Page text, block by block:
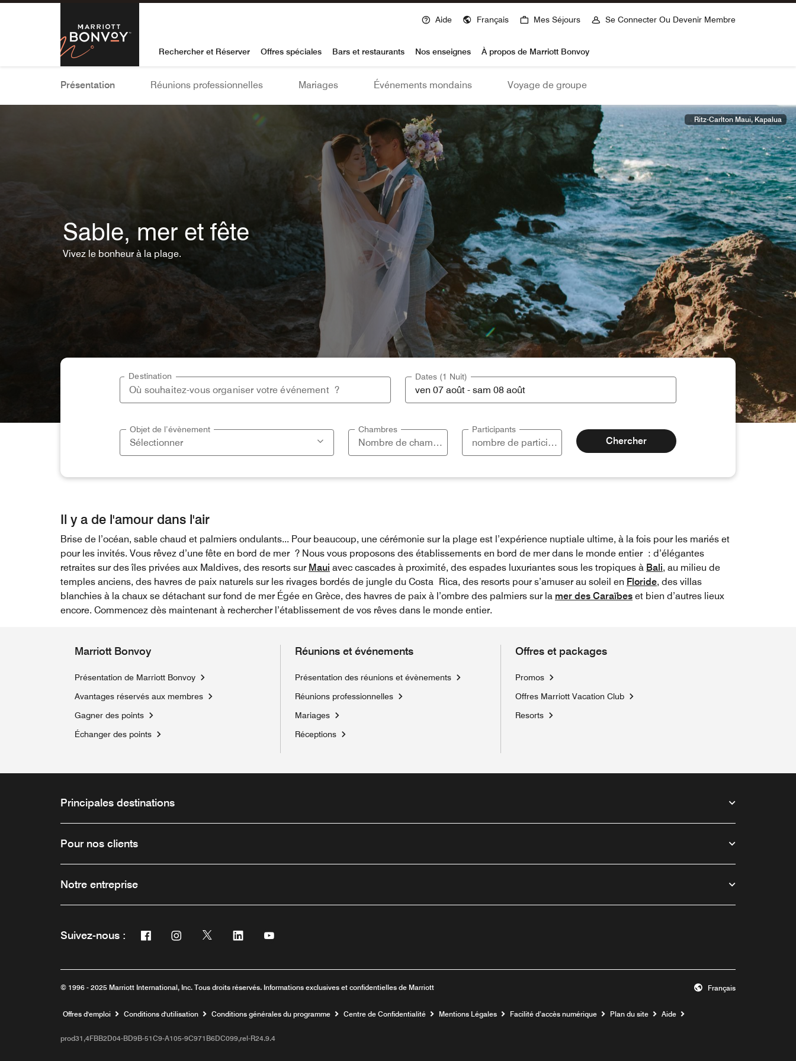
Skip To Content
Marriott Bonvoy
Aide Français Mes Séjours Se Connecter Ou Devenir Membre
Rechercher et Réserver Offres spéciales Bars et restaurants Nos enseignes À propos de Marriott Bonvoy
Présentation Réunions professionnelles Mariages Événements mondains Voyage de groupe
Sable, mer et fête
Vivez le bonheur à la plage.
Ritz-Carlton Maui, Kapalua
Destination Dates (1 Nuit)
Objet de l’évènement Chambres Participants
Chercher
Il y a de l'amour dans l'air
Brise de l’océan, sable chaud et palmiers ondulants... Pour beaucoup, une cérémonie sur la plage est l’expérience nuptiale ultime, à la fois pour les mariés et
pour les invités. Vous rêvez d’une fête en bord de mer ? Nous vous proposons des établissements en bord de mer dans le monde entier : d’élégantes
retraites sur des îles privées aux Maldives, des resorts sur Maui avec cascades à proximité, des espades luxuriantes sous les tropiques à Bali, au milieu de
temples anciens, des havres de paix naturels sur les rivages bordés de jungle du Costa Rica, des resorts pour s’amuser au soleil en Floride, des villas
blanchies à la chaux se détachant sur fond de mer Égée en Grèce, des havres de paix à l’ombre des palmiers sur la mer des Caraïbes et bien d’autres lieux
encore. Commencez dès maintenant à rechercher l’établissement de vos rêves dans le monde entier.
Marriott Bonvoy
Présentation de Marriott Bonvoy
Avantages réservés aux membres
Gagner des points
Échanger des points
Réunions et événements
Présentation des réunions et évènements
Réunions professionnelles
Mariages
Réceptions
Offres et packages
Promos
Offres Marriott Vacation Club
Resorts
Principales destinations
Pour nos clients
Notre entreprise
Suivez-nous : Facebook
Ouvre une nouvelle fenêtre
Instagram
Ouvre une nouvelle fenêtre
Twitter
Ouvre une nouvelle fenêtre
Linkedin
Ouvre une nouvelle fenêtre
Ouvre une nouvelle fenêtre
© 1996 - 2025 Marriott International, Inc. Tous droits réservés. Informations exclusives et confidentielles de Marriott Français
Offres d'emploi Ouvre une nouvelle fenêtre
Conditions d'utilisation Conditions générales du programme Centre de Confidentialité Mentions Légales Facilité d’accès numérique Plan du site Aide
prod31,4FBB2D04-BD9B-51C9-A105-9C971B6DC099,rel-R24.9.4